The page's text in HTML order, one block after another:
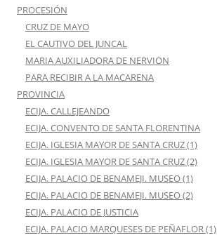
PROCESIÓN
CRUZ DE MAYO
EL CAUTIVO DEL JUNCAL
MARIA AUXILIADORA DE NERVION
PARA RECIBIR A LA MACARENA
PROVINCIA
ECIJA. CALLEJEANDO
ECIJA. CONVENTO DE SANTA FLORENTINA
ECIJA. IGLESIA MAYOR DE SANTA CRUZ (1)
ECIJA. IGLESIA MAYOR DE SANTA CRUZ (2)
ECIJA. PALACIO DE BENAMEJI. MUSEO (1)
ECIJA. PALACIO DE BENAMEJI. MUSEO (2)
ECIJA. PALACIO DE JUSTICIA
ECIJA. PALACIO MARQUESES DE PEÑAFLOR (1)